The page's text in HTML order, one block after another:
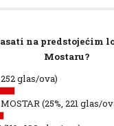
na predstojećim
Mostaru?
252 glas/ova)
(25%, 221 glas/